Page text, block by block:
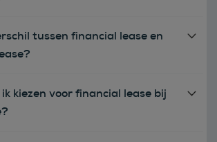
tussen financial lease en
kiezen voor financial lease bij